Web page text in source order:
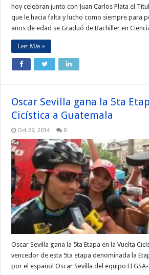
hoy celebran junto con Juan Carlos Plata el
que le hacia falta y lucho como siempre para
años de edad se Graduó de Bachiller en
Leer Más »
Oscar Sevilla gana la 5ta
Cicística a Guatemala
Oct 29, 2014 0
Oscar Sevilla gana la 5ta Etapa en la Vuelta
vencedor de esta 5ta etapa denominada la
por el español Oscar Sevilla del equipo